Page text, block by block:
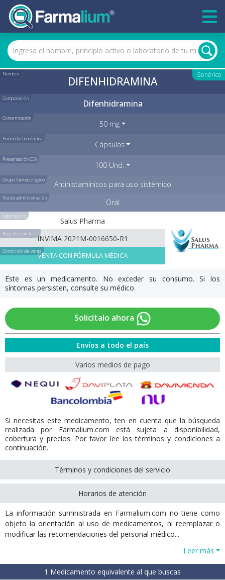
Nombre Genérico
DIFENHIDRAMINA
Composición Difenhidramina
Concentración
50 mg
Forma farmacéutica
Cápsulas
Presentación (C5)
100 Und.
Grupo farmacológico Antihistamínicos para uso sistémico
Vía de administración Oral
Laboratorio
Salus Pharma
Registro sanitario
INVIMA 2021M-0016650-R1
Condición de ventaVENTA CON FÓRMULA MÉDICA
Este es un medicamento. No exceder su consumo. Si los
síntomas persisten, consulte su médico.
Solicítalo ahora
Envíos a todo el país
Varios medios de pago
Si necesitas este medicamento, ten en cuenta que la búsqueda
realizada por Farmalium.com está sujeta a disponibilidad,
cobertura y precios. Por favor lee los términos y condiciones a
continuación.
Términos y condiciones del servicio
Horarios de atención
La información suministrada en Farmalium.com no tiene como
objeto la orientación al uso de medicamentos, ni reemplazar o
modificar las recomendaciones del personal médico...
Leer más
1 Medicamento equivalente al que buscas